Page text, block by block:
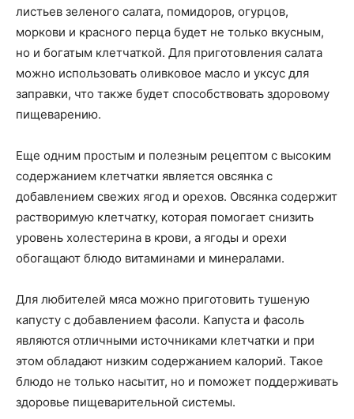
листьев зеленого салата, помидоров, огурцов,
моркови и красного перца будет не только вкусным,
но и богатым клетчаткой. Для приготовления салата
можно использовать оливковое масло и уксус для
заправки, что также будет способствовать здоровому
пищеварению.
Еще одним простым и полезным рецептом с высоким
содержанием клетчатки является овсянка с
добавлением свежих ягод и орехов. Овсянка содержит
растворимую клетчатку, которая помогает снизить
уровень холестерина в крови, а ягоды и орехи
обогащают блюдо витаминами и минералами.
Для любителей мяса можно приготовить тушеную
капусту с добавлением фасоли. Капуста и фасоль
являются отличными источниками клетчатки и при
этом обладают низким содержанием калорий. Такое
блюдо не только насытит, но и поможет поддерживать
здоровье пищеварительной системы.